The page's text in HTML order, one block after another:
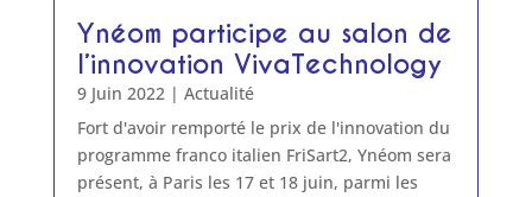
Ynéom participe au salon de
l’innovation VivaTechnology
9 Juin 2022| Actualité
Fort d'avoir remporté le prix de l'innovation du
programme franco italien FriSart2, Ynéom sera
présent, à Paris les 17 et 18 juin, parmi les